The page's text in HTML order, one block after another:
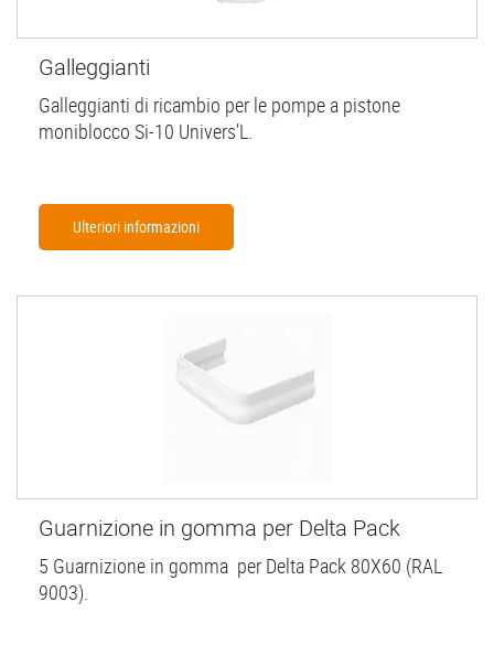
Galleggianti
Galleggianti di ricambio per le pompe a pistone
moniblocco Si-10 Univers’L.
Ulteriori informazioni
Guarnizione in gomma per Delta Pack
5 Guarnizione in gomma per Delta Pack 80X60 (RAL
9003).